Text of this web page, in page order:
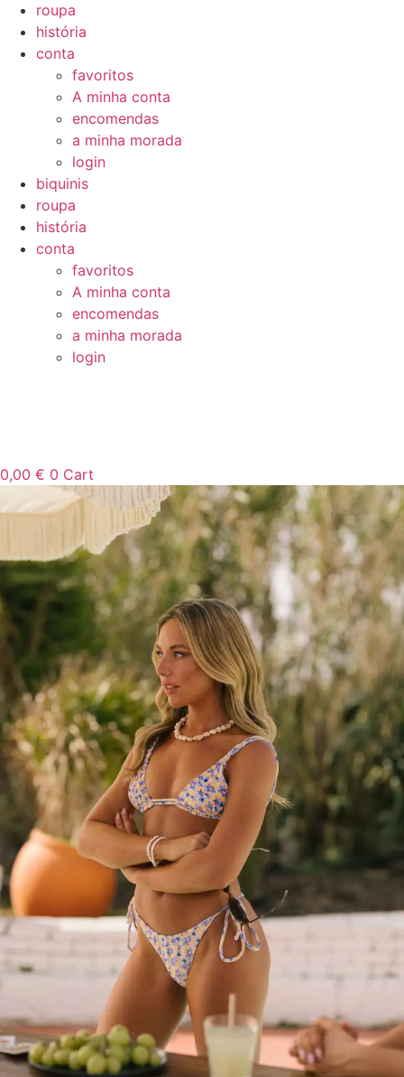
roupa
história
conta
favoritos
A minha conta
encomendas
a minha morada
login
biquinis
roupa
história
conta
favoritos
A minha conta
encomendas
a minha morada
login
0,00 € 0 Cart